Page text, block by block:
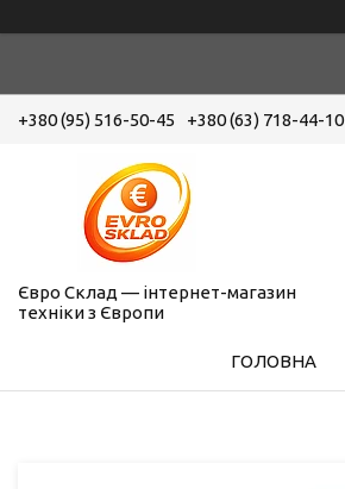
+380 (95) 516-50-45 +380 (63) 718-44-10
Євро Склад — інтернет-магазин
техніки з Європи
ГОЛОВНА